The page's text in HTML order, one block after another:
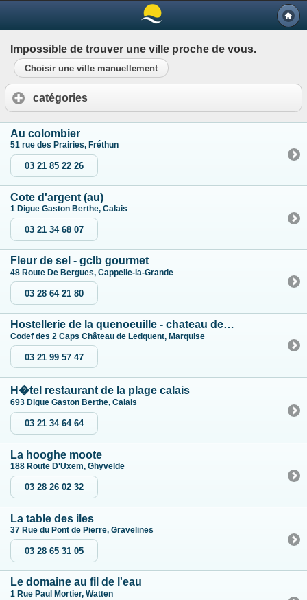
Impossible de trouver une ville proche de vous.
Choisir une ville manuellement
catégories
Au colombier
51 rue des Prairies, Fréthun
03 21 85 22 26
Cote d'argent (au)
1 Digue Gaston Berthe, Calais
03 21 34 68 07
Fleur de sel - gclb gourmet
48 Route De Bergues, Cappelle-la-Grande
03 28 64 21 80
Hostellerie de la quenoeuille - chateau de ledquent
Codef des 2 Caps Château de Ledquent, Marquise
03 21 99 57 47
H�tel restaurant de la plage calais
693 Digue Gaston Berthe, Calais
03 21 34 64 64
La hooghe moote
188 Route D'Uxem, Ghyvelde
03 28 26 02 32
La table des iles
37 Rue du Pont de Pierre, Gravelines
03 28 65 31 05
Le domaine au fil de l'eau
1 Rue Paul Mortier, Watten